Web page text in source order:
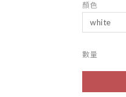
顏色
數量